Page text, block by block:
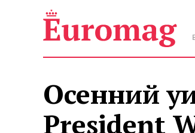
Осенний
President